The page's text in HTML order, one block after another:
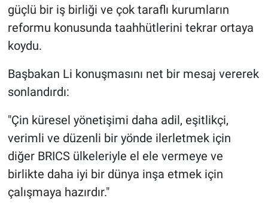
güçlü bir iş birliği ve çok taraflı kurumların
reformu konusunda taahhütlerini tekrar ortaya
koydu.
Başbakan Li konuşmasını net bir mesaj vererek
sonlandırdı:
"Çin küresel yönetişimi daha adil, eşitlikçi,
verimli ve düzenli bir yönde ilerletmek için
diğer BRICS ülkeleriyle el ele vermeye ve
birlikte daha iyi bir dünya inşa etmek için
çalışmaya hazırdır."